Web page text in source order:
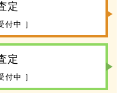
定
付中 ］
定
付中 ］